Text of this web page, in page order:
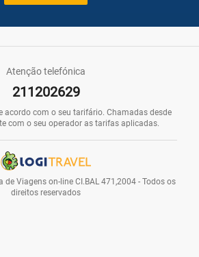
Atenção telefónica
211202629
acordo com o seu tarifário. Chamadas desde
com o seu operador as tarifas aplicadas.
de Viagens on-line CI.BAL 471,2004 - Todos os
direitos reservados